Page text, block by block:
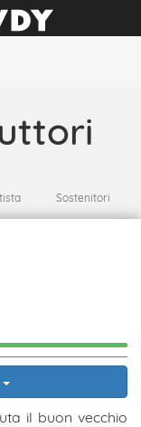
Sostenitori
il buon vecchio